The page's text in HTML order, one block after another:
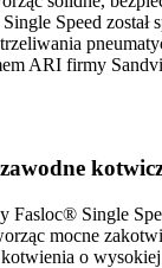
Speed został
ARI firmy
Fasloc® Single
mocne
o